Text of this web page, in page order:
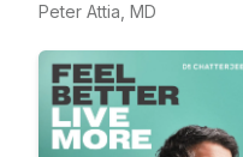
Peter Attia, MD